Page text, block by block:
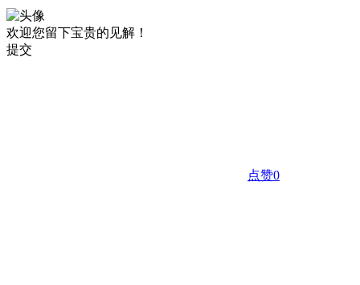
欢迎您留下宝贵的见解！
提交
点赞0